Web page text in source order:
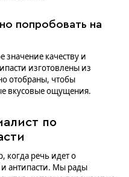
попробовать на
качеству и
изготовлены из
отобраны, чтобы
вкусовые ощущения.
по
когда речь идет о
и антипасти. Мы рады